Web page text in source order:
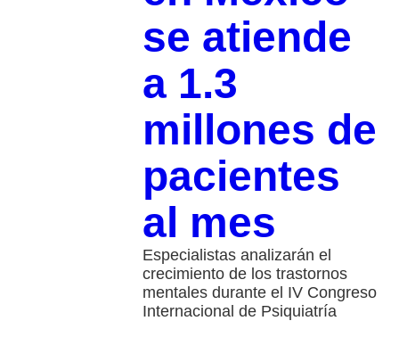
se atiende
a 1.3
millones de
pacientes
al mes
Especialistas analizarán el
crecimiento de los trastornos
mentales durante el IV Congreso
Internacional de Psiquiatría